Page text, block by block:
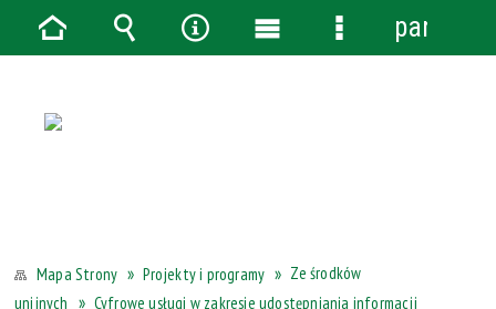
Mapa Strony Projekty i programy
Ze środków
unijnych
Cyfrowe usługi w zakresie udostępniania informacji
StronaWyszukiwarka
Narzędzia
Menu Menu
panel